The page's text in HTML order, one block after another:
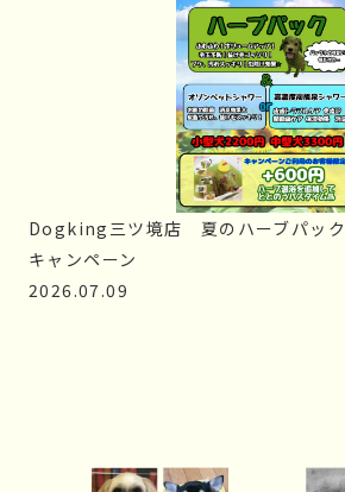
Dogking三ツ境店　夏のハーブパッ
キャンペーン
2026.07.09